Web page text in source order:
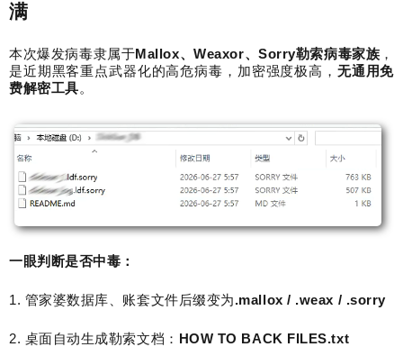
满
本次爆发病毒隶属于Mallox、Weaxor、Sorry勒索病毒家族 ，
是近期黑客重点武器化的高危病毒，加密强度极高， 无通用免
费解密工具。
一眼判断是否中毒：
1. 管家婆数据库、账套文件后缀变为.mallox / .weax / .sorry
2. 桌面自动生成勒索文档： HOW TO BACK FILES.txt